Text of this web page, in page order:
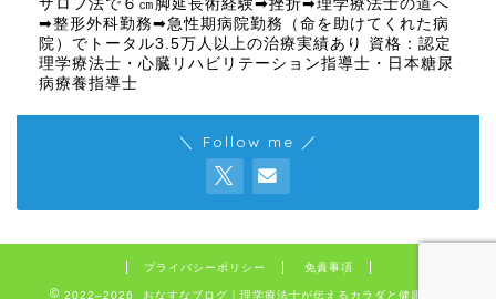
ザロフ法で６㎝脚延長術経験➡挫折➡理学療法士の道へ
➡整形外科勤務➡急性期病院勤務（命を助けてくれた病
院）でトータル3.5万人以上の治療実績あり 資格：認定
理学療法士・心臓リハビリテーション指導士・日本糖尿
病療養指導士
＼ Follow me ／
プライバシーポリシー 免責事項
2022–2026 おなすなブログ｜理学療法士が伝えるカラダと健康の話